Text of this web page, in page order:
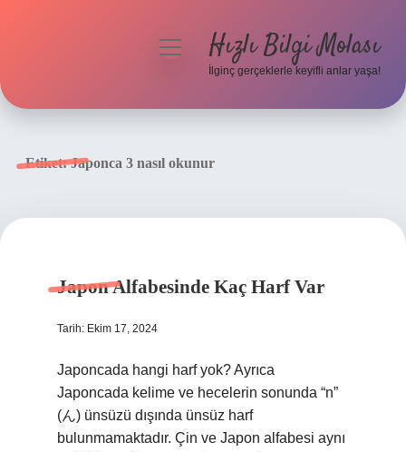
menüyüHızlı Bilgi Molası
İlginç gerçeklerle keyifli anlar yaşa!
Etiket:Japonca 3 nasıl okunur
Japon Alfabesinde Kaç Harf Var
Tarih: Ekim 17, 2024
Japoncada hangi harf yok? Ayrıca
Japoncada kelime ve hecelerin sonunda “n”
(ん) ünsüzü dışında ünsüz harf
bulunmamaktadır. Çin ve Japon alfabesi aynı